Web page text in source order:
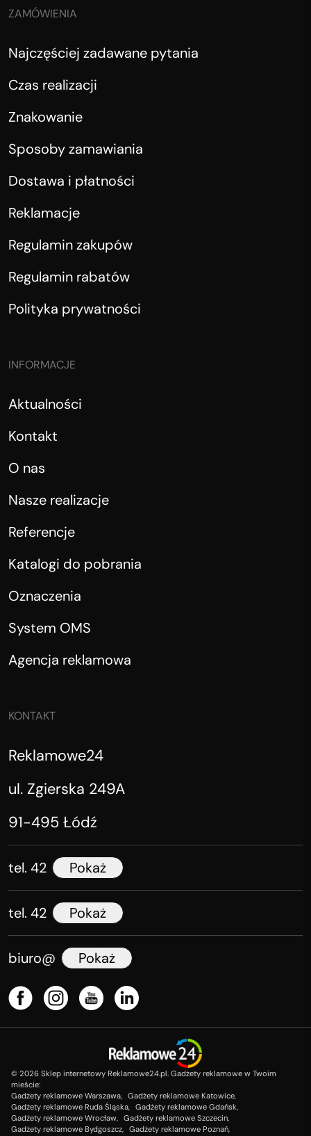
ZAMÓWIENIA
Najczęściej zadawane pytania
Czas realizacji
Znakowanie
Sposoby zamawiania
Dostawa i płatności
Reklamacje
Regulamin zakupów
Regulamin rabatów
Polityka prywatności
INFORMACJE
Aktualności
Kontakt
O nas
Nasze realizacje
Referencje
Katalogi do pobrania
Oznaczenia
System OMS
Agencja reklamowa
KONTAKT
Reklamowe24
ul. Zgierska 249A
91-495 Łódź
tel. 42 Pokaż
tel. 42 Pokaż
biuro@ Pokaż
© 2026 Sklep internetowy Reklamowe24.pl. Gadżety reklamowe w Twoim
mieście:
Gadżety reklamowe Warszawa, Gadżety reklamowe Katowice,
Gadżety reklamowe Ruda Śląska, Gadżety reklamowe Gdańsk,
Gadżety reklamowe Wrocław, Gadżety reklamowe Szczecin,
Gadżety reklamowe Bydgoszcz, Gadżety reklamowe Poznań,